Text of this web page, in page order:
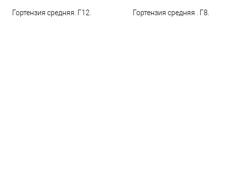
Гортензия средняя. Г12. Гортензия средняя . Г8.